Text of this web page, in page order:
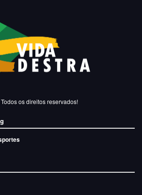
Todos os direitos reservados!